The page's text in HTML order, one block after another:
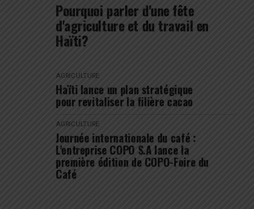
Pourquoi parler d'une fête
d'agriculture et du travail en
Haïti?
AGRICULTURE
Haïti lance un plan stratégique
pour revitaliser la filière cacao
AGRICULTURE
Journée internationale du café :
L'entreprise COPO S.A lance la
première édition de COPO-Foire du
Café